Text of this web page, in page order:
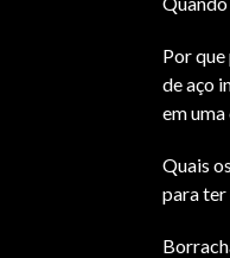
Por
de aço
em
Quais
para ter